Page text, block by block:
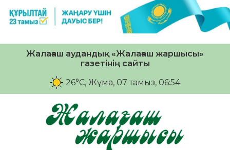
Жалағаш аудандық «Жалағаш жаршысы»
газетінің сайты
26°C, Жұма, 07 тамыз, 06:54